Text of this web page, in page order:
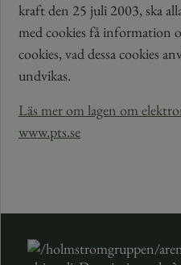
kraft den 25 juli 2003, ska
med cookies få information
cookies, vad dessa cookies
undvikas.
Läs mer om lagen om
www.pts.se